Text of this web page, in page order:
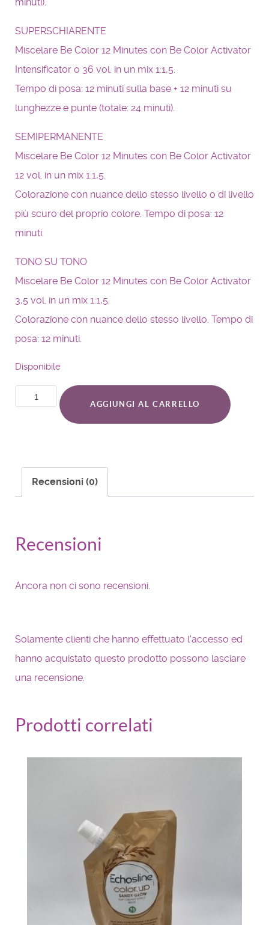
SUPERSCHIARENTE
Miscelare Be Color 12 Minutes con Be Color Activator
Intensificator o 36 vol. in un mix 1:1,5.
Tempo di posa: 12 minuti sulla base + 12 minuti su
lunghezze e punte (totale: 24 minuti).
SEMIPERMANENTE
Miscelare Be Color 12 Minutes con Be Color Activator
12 vol. in un mix 1:1,5.
Colorazione con nuance dello stesso livello o di livello
più scuro del proprio colore. Tempo di posa: 12
minuti.
TONO SU TONO
Miscelare Be Color 12 Minutes con Be Color Activator
3,5 vol. in un mix 1:1,5.
Colorazione con nuance dello stesso livello. Tempo di
posa: 12 minuti.
Disponibile
AGGIUNGI AL CARRELLO
Recensioni (0)
Recensioni
Ancora non ci sono recensioni.
Solamente clienti che hanno effettuato l'accesso ed
hanno acquistato questo prodotto possono lasciare
una recensione.
Prodotti correlati